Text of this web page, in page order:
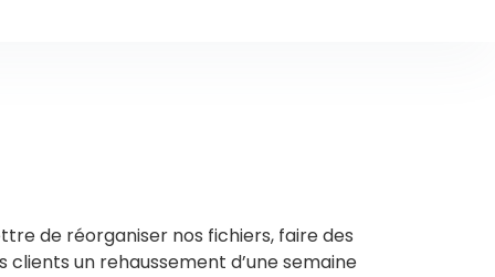
de réorganiser nos fichiers, faire des
un rehaussement d’une semaine